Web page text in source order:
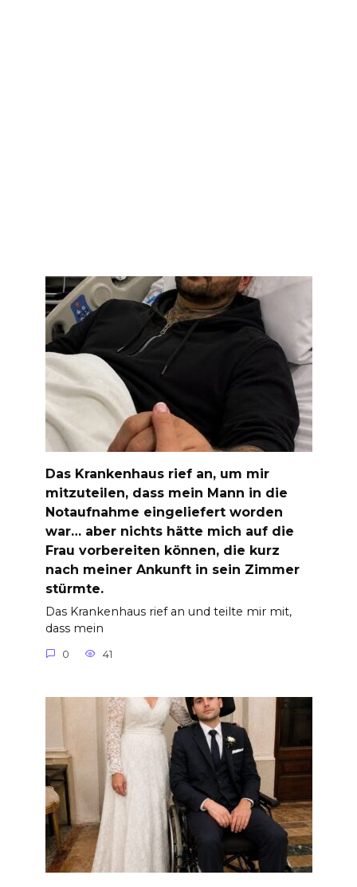
Das Krankenhaus rief an, um mir
mitzuteilen, dass mein Mann in die
Notaufnahme eingeliefert worden
war… aber nichts hätte mich auf die
Frau vorbereiten können, die kurz
nach meiner Ankunft in sein Zimmer
stürmte.
Das Krankenhaus rief an und teilte mir mit,
dass mein
0 41